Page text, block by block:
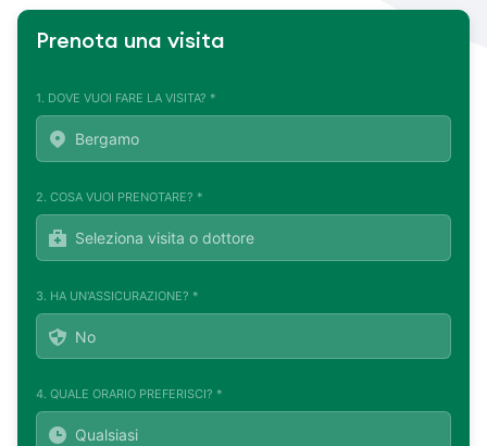
Prenota una visita
1. DOVE VUOI FARE LA VISITA? *
2. COSA VUOI PRENOTARE? *
3. HA UN'ASSICURAZIONE? *
4. QUALE ORARIO PREFERISCI? *